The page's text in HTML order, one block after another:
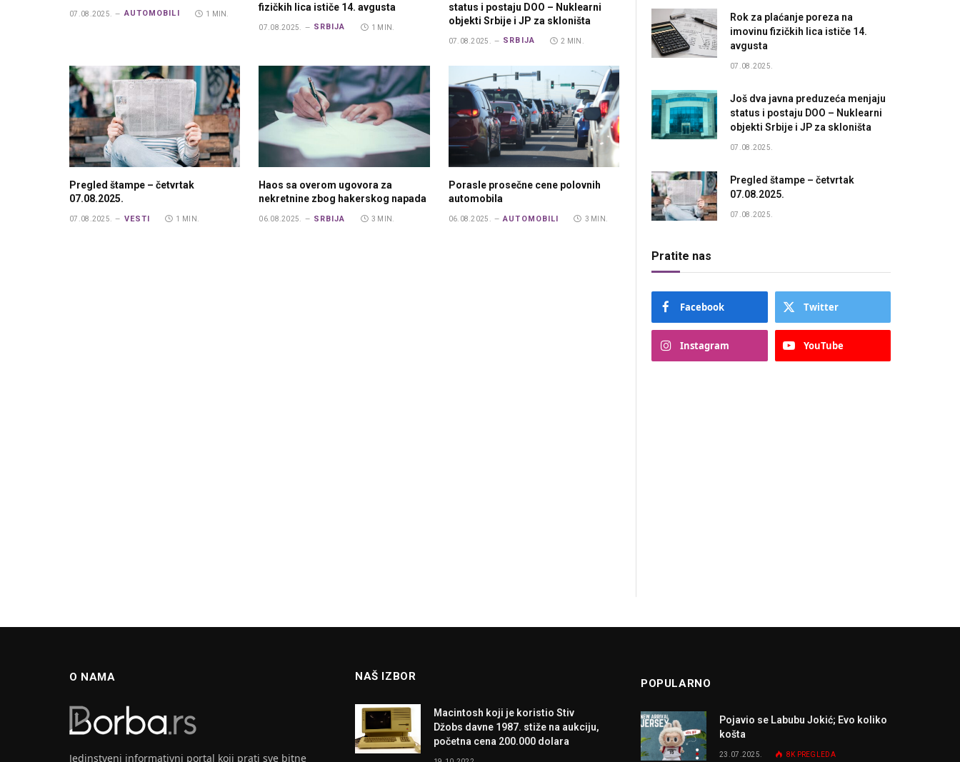
07.08.2025. AUTOMOBILI 1 MIN.
fizičkih lica ističe 14. avgusta
07.08.2025. SRBIJA 1 MIN.
status i postaju DOO – Nuklearni
objekti Srbije i JP za skloništa
07.08.2025. SRBIJA 2 MIN.
Pregled štampe – četvrtak
07.08.2025.
07.08.2025. VESTI 1 MIN.
Haos sa overom ugovora za
nekretnine zbog hakerskog napada
06.08.2025. SRBIJA 3 MIN.
Porasle prosečne cene polovnih
automobila
06.08.2025. AUTOMOBILI 3 MIN.
Rok za plaćanje poreza na
imovinu fizičkih lica ističe 14.
avgusta
07.08.2025.
Još dva javna preduzeća menjaju
status i postaju DOO – Nuklearni
objekti Srbije i JP za skloništa
07.08.2025.
Pregled štampe – četvrtak
07.08.2025.
07.08.2025.
Pratite nas
Facebook Twitter
Instagram YouTube
O NAMA
Jedinstveni informativni portal koji prati sve bitne
NAŠ IZBOR
Macintosh koji je koristio Stiv
Džobs davne 1987. stiže na aukciju,
početna cena 200.000 dolara
POPULARNO
Pojavio se Labubu Jokić; Evo koliko
košta
23.07.2025. 8K PREGLEDA